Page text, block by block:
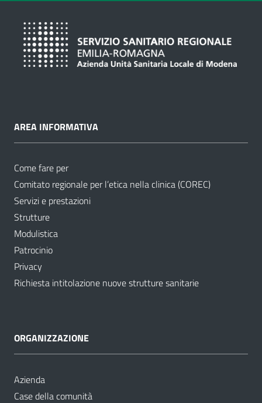
AREA INFORMATIVA
Come fare per
Comitato regionale per l’etica nella clinica (COREC)
Servizi e prestazioni
Strutture
Modulistica
Patrocinio
Privacy
Richiesta intitolazione nuove strutture sanitarie
ORGANIZZAZIONE
Azienda
Case della comunità